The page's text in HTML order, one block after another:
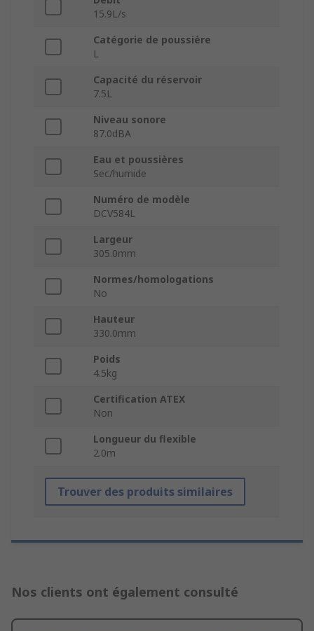
15.9L/s
Catégorie de poussière
L
Capacité du réservoir
7.5L
Niveau sonore
87.0dBA
Eau et poussières
Sec/humide
Numéro de modèle
DCV584L
Largeur
305.0mm
Normes/homologations
No
Hauteur
330.0mm
Poids
4.5kg
Certification ATEX
Non
Longueur du flexible
2.0m
Trouver des produits similaires
Nos clients ont également consulté